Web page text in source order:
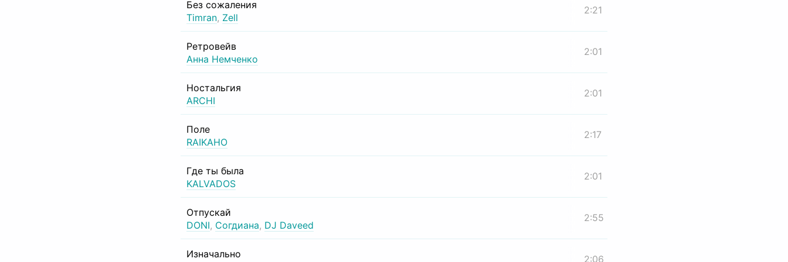
Без сожаления
Timran, Zell
2:21
Ретровейв
Анна Немченко
2:01
Ностальгия
ARCHI
2:01
Поле
RAIKAHO
2:17
Где ты была
KALVADOS
2:01
Отпускай
DONI, Согдиана, DJ Daveed
2:55
Изначально
2:06